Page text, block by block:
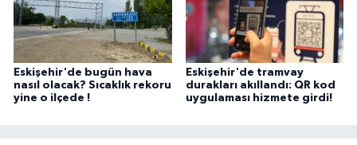
Eskişehir'de bugün hava
nasıl olacak? Sıcaklık rekoru
yine o ilçede !
Eskişehir'de tramvay
durakları akıllandı: QR kod
uygulaması hizmete girdi!